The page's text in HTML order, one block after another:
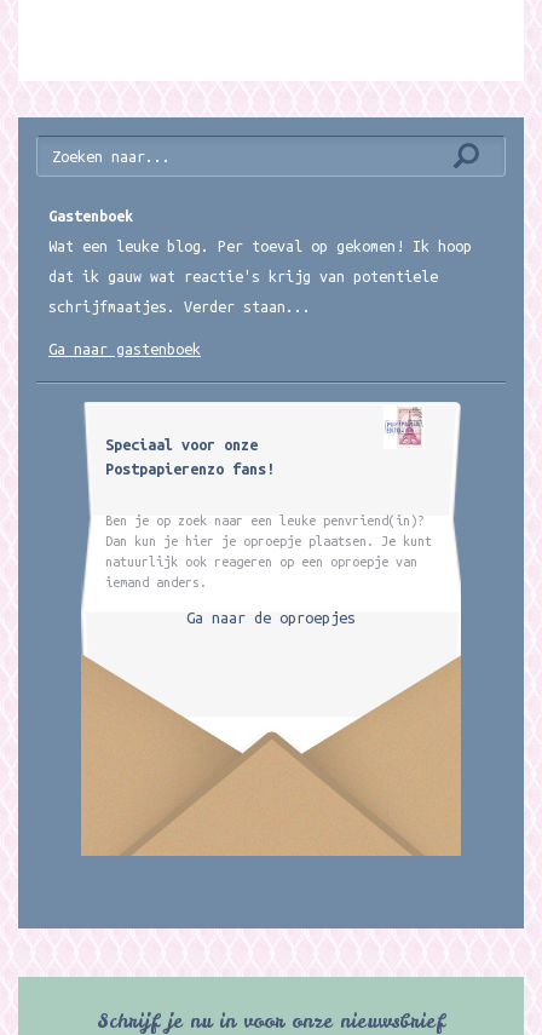
Gastenboek
Wat een leuke blog. Per toeval op gekomen! Ik hoop
dat ik gauw wat reactie's krijg van potentiele
schrijfmaatjes. Verder staan...
Ga naar gastenboek
Speciaal voor onze
Postpapierenzo fans!
Ben je op zoek naar een leuke penvriend(in)?
Dan kun je hier je oproepje plaatsen. Je kunt
natuurlijk ook reageren op een oproepje van
iemand anders.
Ga naar de oproepjes
Schrijf je nu in voor onze nieuwsbrief